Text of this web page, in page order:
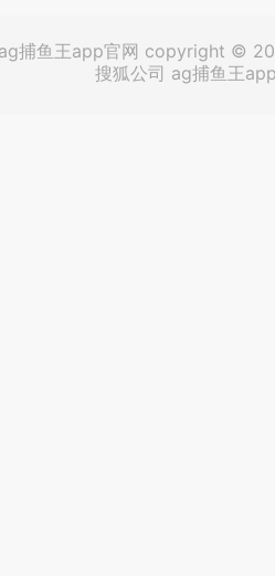
捕鱼王app官网 copyright ©
搜狐公司 ag捕鱼王